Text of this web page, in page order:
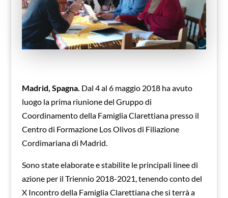
Madrid, Spagna. Dal 4 al 6 maggio 2018 ha avuto
luogo la prima riunione del Gruppo di
Coordinamento della Famiglia Clarettiana presso il
Centro di Formazione Los Olivos di Filiazione
Cordimariana di Madrid.
Sono state elaborate e stabilite le principali linee di
azione per il Triennio 2018-2021, tenendo conto del
X Incontro della Famiglia Clarettiana che si terrà a